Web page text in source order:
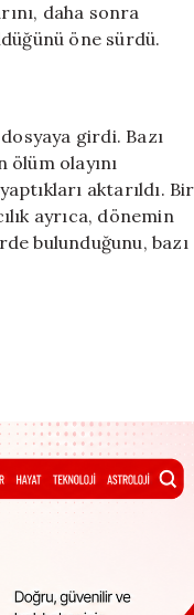
daha sonra
öne sürdü.
girdi. Bazı
ölüm olayını
aktarıldı. Bir
ayrıca, dönemin
bulunduğunu, bazı